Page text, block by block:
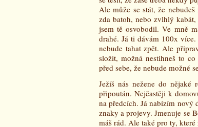
Ale může se stát, že
zda batoh, nebo zvlhlý
jsem tě osvobodil. Ve mně
drahé. Já ti dávám 100x
nebude tahat zpět. Ale
složit, možná nestihneš to
před sebe, že nebude možné
Ježíš nás nežene do
připoután. Nejčastěji k
na předcích. Já nabízím nový
znaky a projevy. Jmenuje se
máš rád. Ale také pro ty, které